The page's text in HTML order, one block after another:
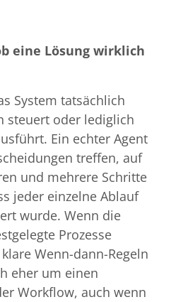
eine Lösung wirklich
System tatsächlich
steuert oder lediglich
Ein echter Agent
treffen, auf
und mehrere Schritte
jeder einzelne Ablauf
wurde. Wenn die
Prozesse
Wenn-dann-Regeln
eher um einen
Workflow, auch wenn